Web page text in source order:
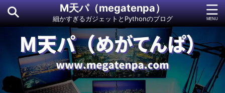
M天パ（megatenpa）
細かすぎるガジェットとPythonのブログ